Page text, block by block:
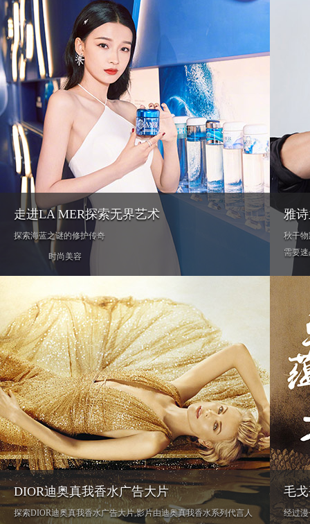
走进LA MER探索无界艺术
探索海蓝之谜的修护传奇
时尚美容
雅
秋干
需要
DIOR迪奥真我香水广告大片
探索DIOR迪奥真我香水广告大片,影片由迪奥真我香水系列代言人
毛
经过